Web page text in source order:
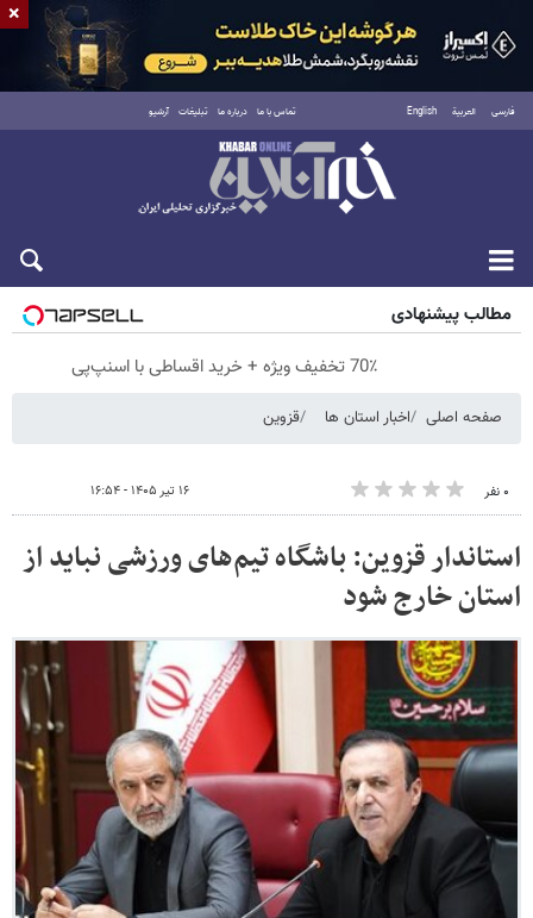
فارسی العربية English تماس با ما درباره ما تبلیغات آرشیو
پنجشنبه ۱۵ مرداد ۱۴۰۵
مطالب پیشنهادی
70٪ تخفیف ویژه + خرید اقساطی با اسنپ‌پی
صفحه اصلی اخبار استان ها قزوین
۰ نفر ۱۶ تیر ۱۴۰۵ - ۱۶:۵۴
استاندار قزوین: باشگاه تیم‌های ورزشی نباید از
استان خارج شود
×